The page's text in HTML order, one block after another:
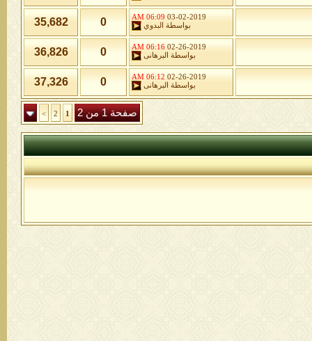
03-02-2019
06:09 AM
بواسطة
البدوي 0
35,682
02-26-2019
06:16 AM
بواسطة
البرهانى 0
36,826
02-26-2019
06:12 AM
بواسطة
البرهانى 0
37,326
صفحة 1 من 2 1
2
>